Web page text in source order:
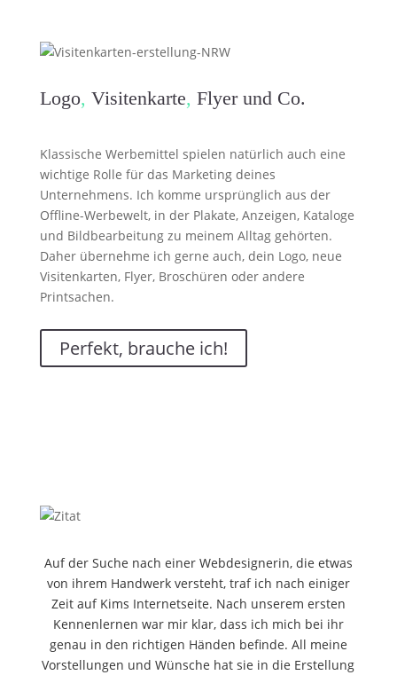
Logo, Visitenkarte, Flyer und Co.
Klassische Werbemittel spielen natürlich auch eine
wichtige Rolle für das Marketing deines
Unternehmens. Ich komme ursprünglich aus der
Offline-Werbewelt, in der Plakate, Anzeigen, Kataloge
und Bildbearbeitung zu meinem Alltag gehörten.
Daher übernehme ich gerne auch, dein Logo, neue
Visitenkarten, Flyer, Broschüren oder andere
Printsachen.
Perfekt, brauche ich!
Auf der Suche nach einer Webdesignerin, die etwas
von ihrem Handwerk versteht, traf ich nach einiger
Zeit auf Kims Internetseite. Nach unserem ersten
Kennenlernen war mir klar, dass ich mich bei ihr
genau in den richtigen Händen befinde. All meine
Vorstellungen und Wünsche hat sie in die Erstellung